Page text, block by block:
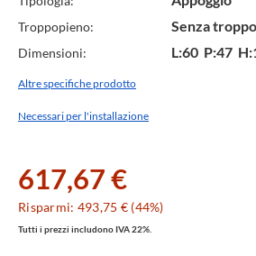
Troppopieno: Senza
Dimensioni: L:60 P:47
Altre specifiche prodotto
Necessari per l'installazione
617,67 €
Risparmi: 493,75 € (44%)
Tutti i prezzi includono IVA 22%.